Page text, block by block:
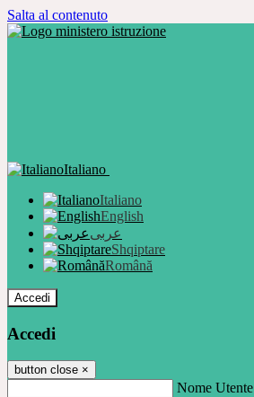
Salta al contenuto
Italiano
Italiano
English
عربى
Shqiptare
Română
Accedi
Accedi
button close ×
Nome Utente